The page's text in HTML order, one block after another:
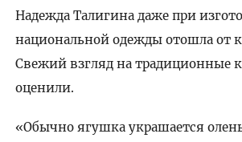
Надежда Талигина даже при
национальной одежды отошла от
Свежий взгляд на традиционные
оценили.
«Обычно ягушка украшается